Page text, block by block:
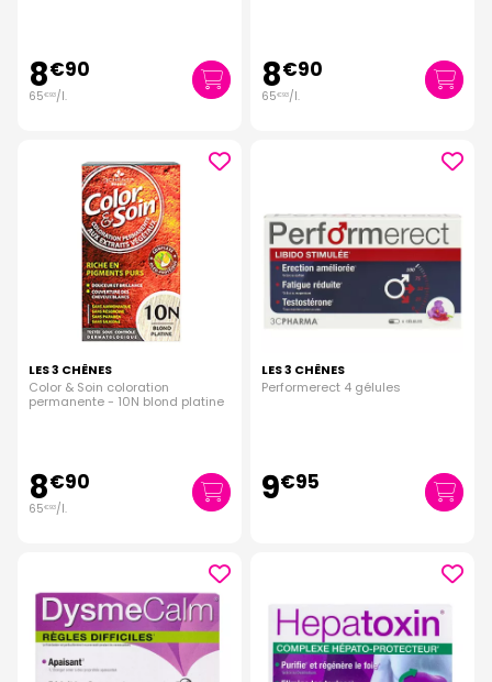
8€90
65€93/l. 8€90
65€93/l.
LES 3 CHÊNES
Color & Soin coloration
permanente - 10N blond platine
8€90
65€93/l.
LES 3 CHÊNES
Performerect 4 gélules
9€95